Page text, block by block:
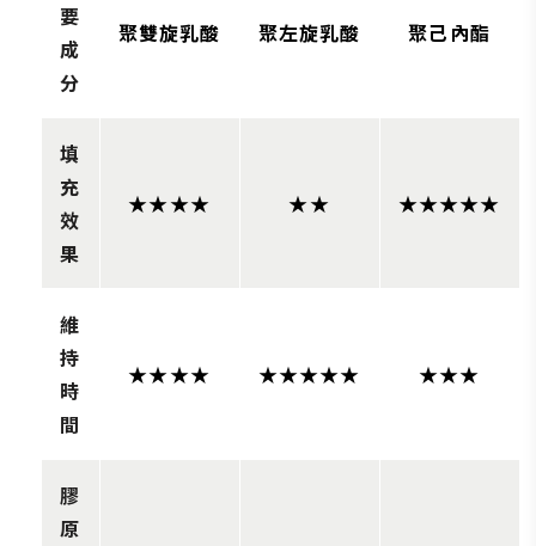
要
成
分
聚雙旋乳酸 聚左旋乳酸 聚己內酯
填
充
效
果
★★★★ ★★ ★★★★★
維
持
時
間
★★★★ ★★★★★ ★★★
膠
原